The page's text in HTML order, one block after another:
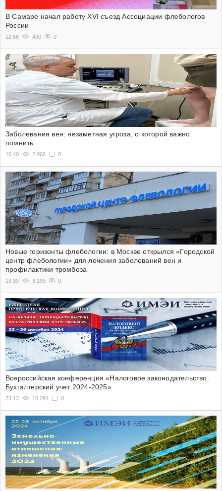
В Самаре начал работу XVI съезд Ассоциации флебологов
России
12:56 490 0
Заболевания вен: незаметная угроза, о которой важно
помнить
16:40 2 066 0
Новые горизонты флебологии: в Москве открылся «Городской
центр флебологии» для лечения заболеваний вен и
профилактики тромбоза
19:39 3 199 0
Всероссийская конференция «Налоговое законодательство.
Бухгалтерский учет 2024-2025»
23:13 10 291 0